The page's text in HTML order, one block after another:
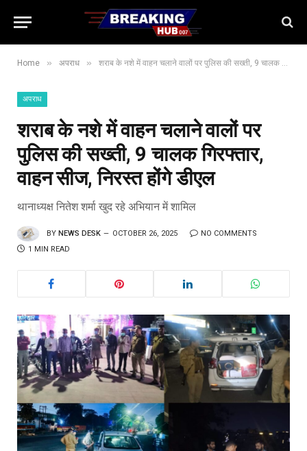
Home » अपराध » शराब के नशे में वाहन चलाने वालों पर पुलिस की सख्ती, 9 चालक गिरफ्तार, वाहन सीज, निरस्त होंगे डीएल
अपराध
शराब के नशे में वाहन चलाने वालों पर
पुलिस की सख्ती, 9 चालक गिरफ्तार,
वाहन सीज, निरस्त होंगे डीएल
थानाध्यक्ष नितेश शर्मा खुद रहे अभियान में शामिल
BY NEWS DESK OCTOBER 26, 2025
NO COMMENTS
1 MIN READ